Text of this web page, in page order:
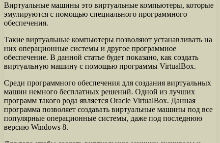
Виртуальные машины это виртуальные компьютеры, которые
эмулируются с помощью специального программного
обеспечения.
Такие виртуальные компьютеры позволяют устанавливать на
них операционные системы и другое программное
обеспечение. В данной статье будет показано, как создать
виртуальную машину с помощью программы VirtualBox.
Среди программного обеспечения для создания виртуальных
машин немного бесплатных решений. Одной из лучших
программ такого рода является Oracle VirtualBox. Данная
программа позволяет создавать виртуальные машины под все
популярные операционные системы, даже под последнюю
версию Windows 8.